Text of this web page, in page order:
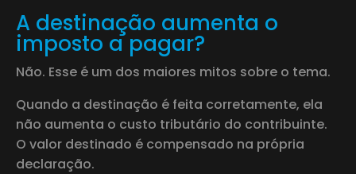
A destinação aumenta o
imposto a pagar?
Não. Esse é um dos maiores mitos sobre o tema.
Quando a destinação é feita corretamente, ela
não aumenta o custo tributário do contribuinte.
O valor destinado é compensado na própria
declaração.